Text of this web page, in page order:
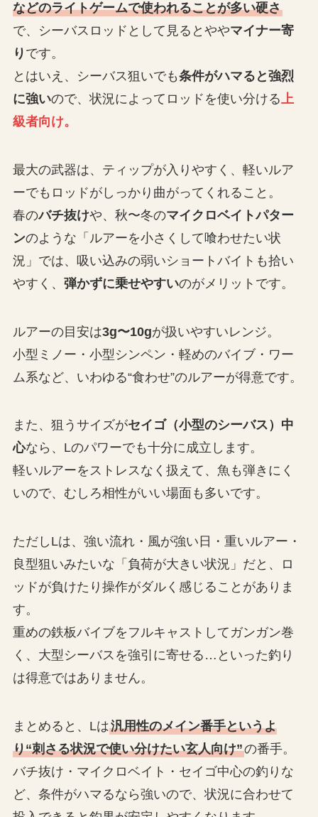
などのライトゲームで使われることが多い硬さ
で、シーバスロッドとして見るとややマイナー寄
り です。
とはいえ、シーバス狙いでも条件がハマると強烈
に強いので、状況によってロッドを使い分ける上
級者向け。
最大の武器は、ティップが入りやすく、軽いルア
ーでもロッドがしっかり曲がってくれること。
春のバチ抜けや、秋〜冬のマイクロベイトパター
ンのような「ルアーを小さくして喰わせたい状
況」では、吸い込みの弱いショートバイトも拾い
やすく、 弾かずに乗せやすいのがメリットです。
ルアーの目安は3g〜10gが扱いやすいレンジ。
小型ミノー・小型シンペン・軽めのバイブ・ワー
ム系など、いわゆる“食わせ”のルアーが得意です。
また、狙うサイズがセイゴ（小型のシーバス）中
心なら、Lのパワーでも十分に成立します。
軽いルアーをストレスなく扱えて、魚も弾きにく
いので、むしろ相性がいい場面も多いです。
ただしLは、強い流れ・風が強い日・重いルアー・
良型狙いみたいな「負荷が大きい状況」だと、ロ
ッドが負けたり操作がダルく感じることがありま
す。
重めの鉄板バイブをフルキャストしてガンガン巻
く、大型シーバスを強引に寄せる…といった釣り
は得意ではありません。
まとめると、Lは汎用性のメイン番手というよ
り“刺さる状況で使い分けたい玄人向け”の番手。
バチ抜け・マイクロベイト・セイゴ中心の釣りな
ど、条件がハマるなら強いので、状況に合わせて